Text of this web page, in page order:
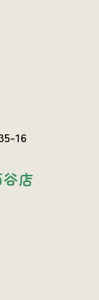
16
店